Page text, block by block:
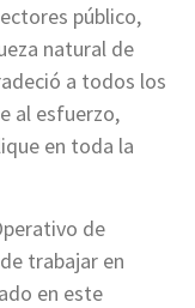
público,
natural de
a todos los
al esfuerzo,
en toda la
de
trabajar en
en este